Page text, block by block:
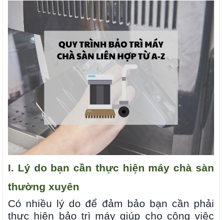
I. Lý do bạn cần thực hiện máy chà sàn
thường xuyên
Có nhiều lý do để đảm bảo bạn cần phải
thực hiện bảo trì máy giúp cho công việc